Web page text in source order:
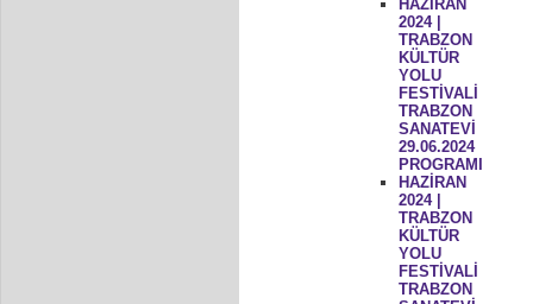
HAZİRAN
2024 |
TRABZON
KÜLTÜR
YOLU
FESTİVALİ
TRABZON
SANATEVİ
29.06.2024
PROGRAMI
HAZİRAN
2024 |
TRABZON
KÜLTÜR
YOLU
FESTİVALİ
TRABZON